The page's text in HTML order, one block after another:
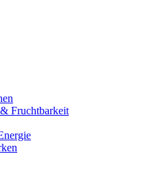
Fruchtbarkeit